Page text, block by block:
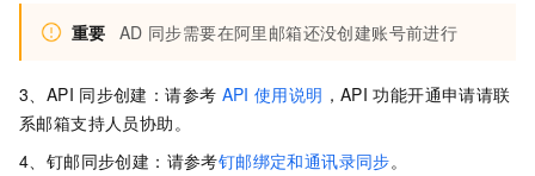
重要 AD 同步需要在阿里邮箱还没创建账号前进行
3、API 同步创建：请参考 API 使用说明 ，API 功能开通申请请联
系邮箱支持人员协助。
4、钉邮同步创建：请参考钉邮绑定和通讯录同步。